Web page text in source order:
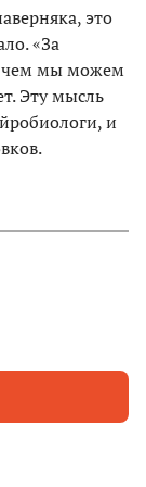
это
«За
чем мы можем
Эту мысль
и